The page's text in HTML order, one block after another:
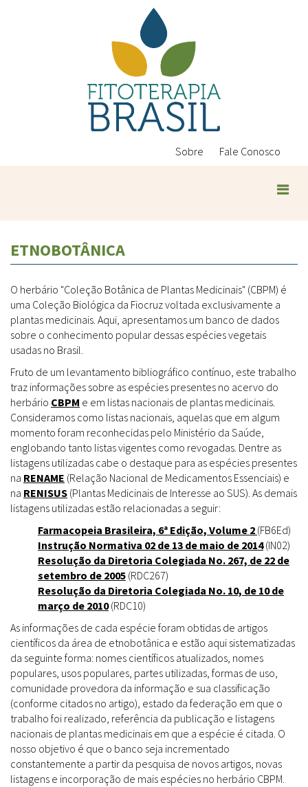
Sobre Fale Conosco
ETNOBOTÂNICA
O herbário "Coleção Botânica de Plantas Medicinais" (CBPM) é
uma Coleção Biológica da Fiocruz voltada exclusivamente a
plantas medicinais. Aqui, apresentamos um banco de dados
sobre o conhecimento popular dessas espécies vegetais
usadas no Brasil.
Fruto de um levantamento bibliográfico contínuo, este trabalho
traz informações sobre as espécies presentes no acervo do
herbário CBPM e em listas nacionais de plantas medicinais.
Consideramos como listas nacionais, aquelas que em algum
momento foram reconhecidas pelo Ministério da Saúde,
englobando tanto listas vigentes como revogadas. Dentre as
listagens utilizadas cabe o destaque para as espécies presentes
na RENAME (Relação Nacional de Medicamentos Essenciais) e
na RENISUS (Plantas Medicinais de Interesse ao SUS). As demais
listagens utilizadas estão relacionadas a seguir:
Farmacopeia Brasileira, 6ª Edição, Volume 2 (FB6Ed)
Instrução Normativa 02 de 13 de maio de 2014(IN02)
Resolução da Diretoria Colegiada No. 267, de 22 de
setembro de 2005 (RDC267)
Resolução da Diretoria Colegiada No. 10, de 10 de
março de 2010(RDC10)
As informações de cada espécie foram obtidas de artigos
científicos da área de etnobotânica e estão aqui sistematizadas
da seguinte forma: nomes científicos atualizados, nomes
populares, usos populares, partes utilizadas, formas de uso,
comunidade provedora da informação e sua classificação
(conforme citados no artigo), estado da federação em que o
trabalho foi realizado, referência da publicação e listagens
nacionais de plantas medicinais em que a espécie é citada. O
nosso objetivo é que o banco seja incrementado
constantemente a partir da pesquisa de novos artigos, novas
listagens e incorporação de mais espécies no herbário CBPM.